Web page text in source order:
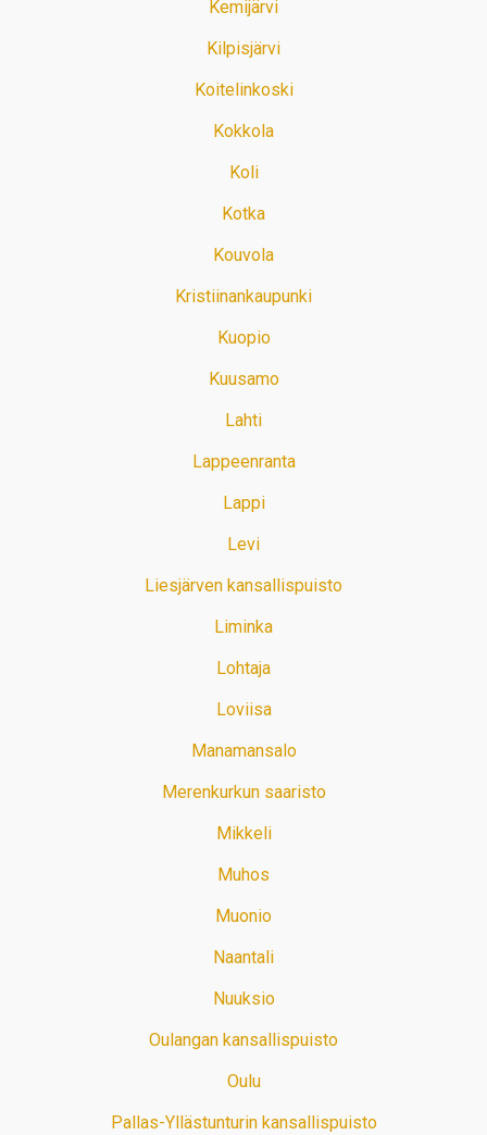
Kemijärvi
Kilpisjärvi
Koitelinkoski
Kokkola
Koli
Kotka
Kouvola
Kristiinankaupunki
Kuopio
Kuusamo
Lahti
Lappeenranta
Lappi
Levi
Liesjärven kansallispuisto
Liminka
Lohtaja
Loviisa
Manamansalo
Merenkurkun saaristo
Mikkeli
Muhos
Muonio
Naantali
Nuuksio
Oulangan kansallispuisto
Oulu
Pallas-Yllästunturin kansallispuisto